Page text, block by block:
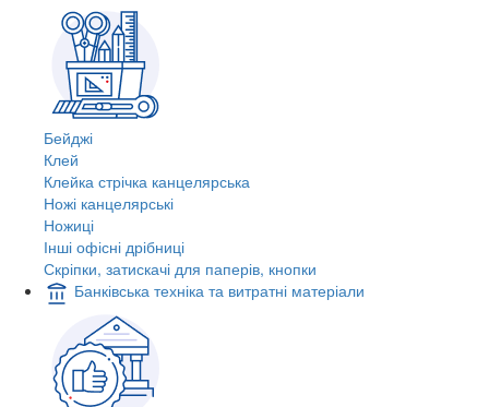
Бейджі
Клей
Клейка стрічка канцелярська
Ножі канцелярські
Ножиці
Інші офісні дрібниці
Скріпки, затискачі для паперів, кнопки
Банківська техніка та витратні матеріали